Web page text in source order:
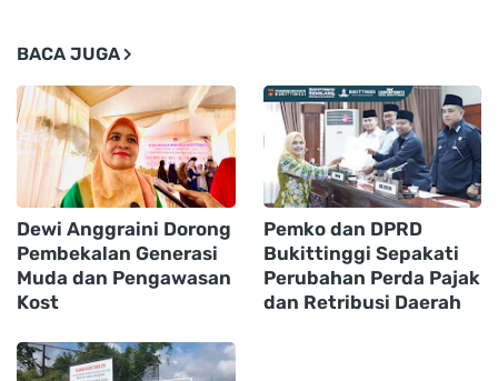
BACA JUGA
Dewi Anggraini Dorong
Pembekalan Generasi
Muda dan Pengawasan
Kost
Pemko dan DPRD
Bukittinggi Sepakati
Perubahan Perda Pajak
dan Retribusi Daerah